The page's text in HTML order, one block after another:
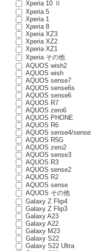
Xperia 10 Ⅱ
Xperia 5
Xperia 1
Xperia 8
Xperia XZ3
Xperia XZ2
Xperia XZ1
Xperia その他
AQUOS wish2
AQUOS wish
AQUOS sense7
AQUOS sense6s
AQUOS sense6
AQUOS R7
AQUOS zero6
AQUOS PHONE
AQUOS R6
AQUOS sense4/
AQUOS R5G
AQUOS zero2
AQUOS sense3
AQUOS R3
AQUOS sense2
AQUOS R2
AQUOS sense
AQUOS その他
Galaxy Z Flip4
Galaxy Z Flip3
Galaxy A23
Galaxy A22
Galaxy M23
Galaxy S22
Galaxy S22 Ultra